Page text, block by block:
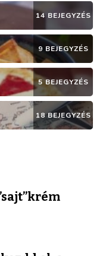
14 BEJEGYZÉS
9 BEJEGYZÉS
5 BEJEGYZÉS
18 BEJEGYZÉS